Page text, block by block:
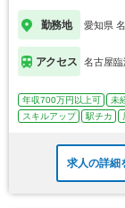
勤務地 愛知県
アクセス 名古屋
年収700万円以上可 未
スキルアップ
駅チカ
求人の詳細